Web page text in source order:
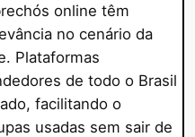
online têm
no cenário da
Plataformas
de todo o Brasil
facilitando o
usadas sem sair de